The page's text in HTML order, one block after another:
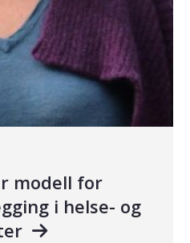
modell for
i helse- og